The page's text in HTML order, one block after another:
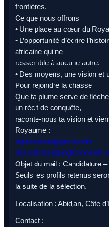
frontières.
Ce que nous offrons
• Une place au cœur du
• L’opportunité d’écrire
africaine qui ne
ressemble à aucune autre.
• Des moyens, une vision et
Pour rejoindre la chasse
Que ta plume serve de
un récit de conquête,
raconte-nous ta vision et
Royaume :
legbereprod@gmail.com
Objet du mail : Candidature
Seuls les profils retenus
la suite de la sélection.
Localisation : Abidjan, Côte
Contact :